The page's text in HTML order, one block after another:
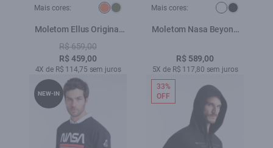
Mais cores:
Moletom Ellus Original
Abobora
R$ 659,00
R$ 459,00
4X de R$ 114,75 sem juros
Mais cores:
Moletom Nasa Beyond
R$ 589,00
5X de R$ 117,80 sem juros
NEW-IN
33%
OFF